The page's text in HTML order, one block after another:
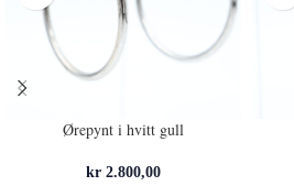
Ørepynt i hvitt gull
kr 2.800,00